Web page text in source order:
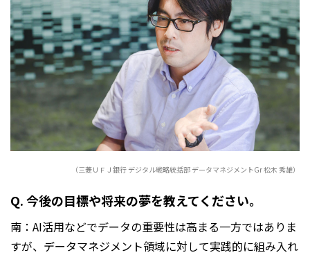
（三菱ＵＦＪ銀行 デジタル戦略統括部 データマネジメントGr 松木 秀雄）
Q. 今後の目標や将来の夢を教えてください。
南：AI活用などでデータの重要性は高まる一方ではありま
すが、データマネジメント領域に対して実践的に組み入れ